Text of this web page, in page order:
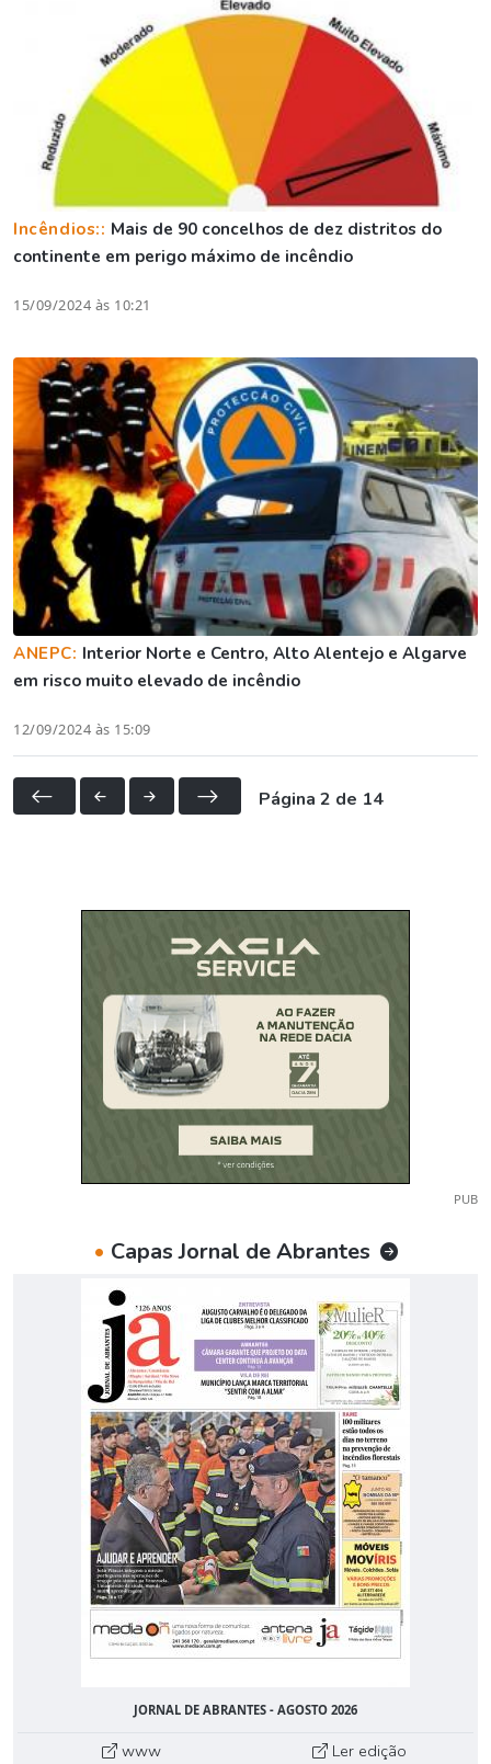
Incêndios:: Mais de 90 concelhos de dez distritos do
continente em perigo máximo de incêndio
15/09/2024 às 10:21
ANEPC: Interior Norte e Centro, Alto Alentejo e Algarve
em risco muito elevado de incêndio
12/09/2024 às 15:09
Página 2 de 14
PUB
• Capas Jornal de Abrantes
JORNAL DE ABRANTES - AGOSTO 2026
www Ler edição